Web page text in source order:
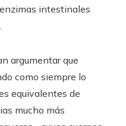
intestinales
argumentar que
como siempre lo
equivalentes de
mucho más